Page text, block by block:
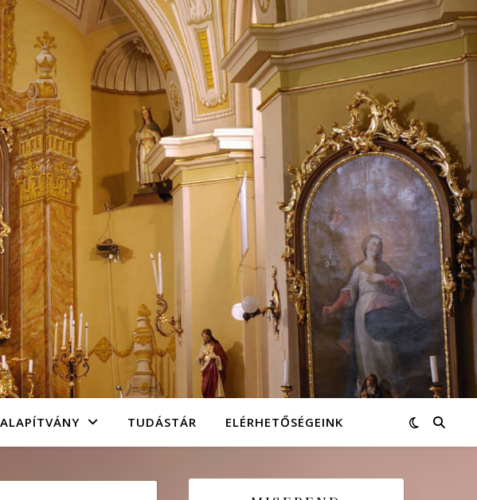
ALAPÍTVÁNY TUDÁSTÁR ELÉRHETŐSÉGEINK